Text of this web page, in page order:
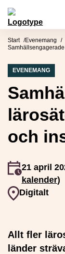
Hoppa till
Mötesplatsen
Start
Evenemang
EVENEMANG
och
Event21 april
kalender)
Event plats
Digitalt
Allt fler
länder